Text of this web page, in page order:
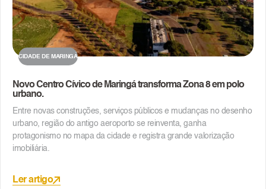
CIDADE DE MARINGÁ
Novo Centro Cívico de Maringá transforma Zona 8 em polo
urbano.
Entre novas construções, serviços públicos e mudanças no desenho
urbano, região do antigo aeroporto se reinventa, ganha
protagonismo no mapa da cidade e registra grande valorização
imobiliária.
Ler artigo